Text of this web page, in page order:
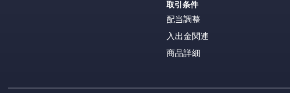
取引条件
配当調整
入出金関連
商品詳細